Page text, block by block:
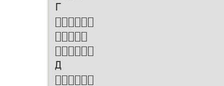
Г



Д
